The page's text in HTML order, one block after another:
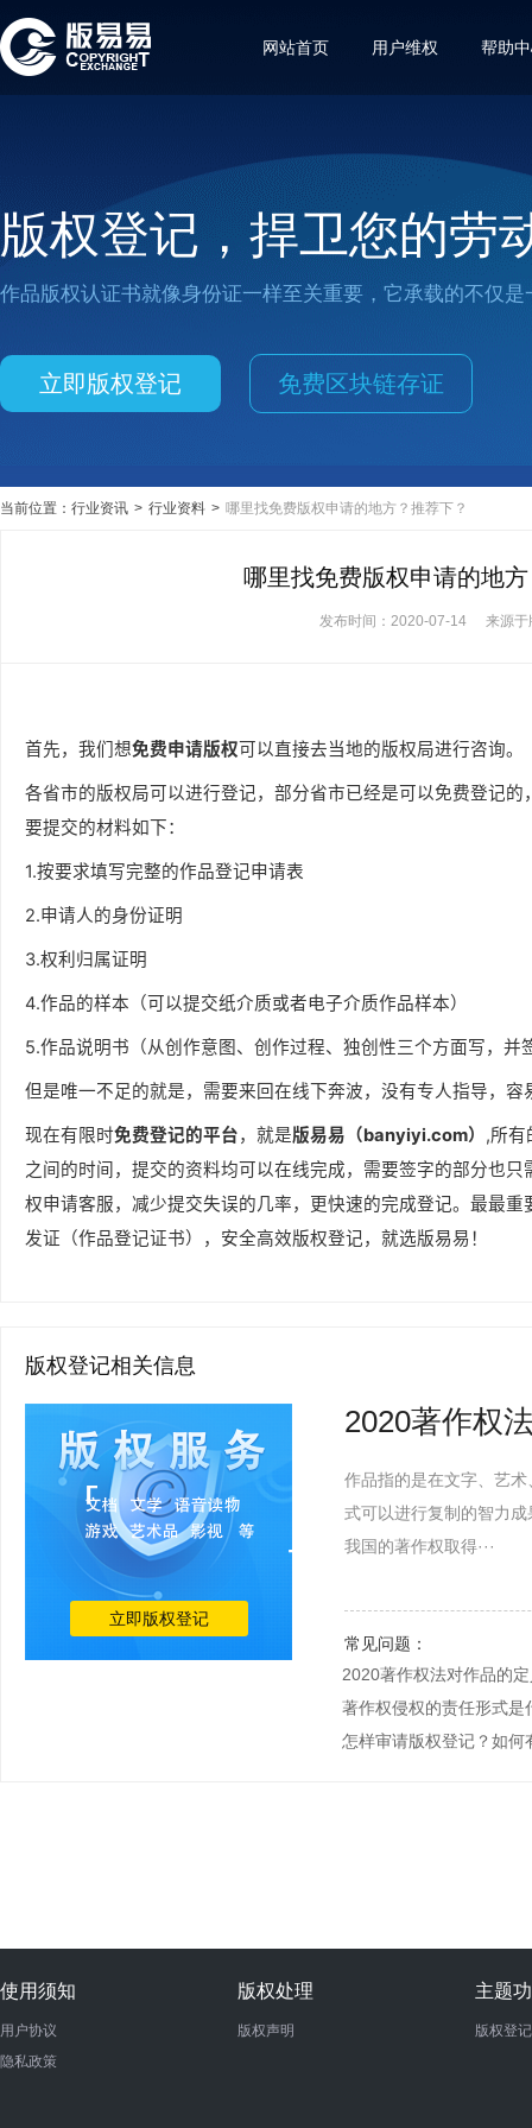
网站首页 用户维权 帮助
版权登记，捍卫您的劳
作品版权认证书就像身份证一样至关重要，它承载的不仅
立即版权登记 免费区块链存证
当前位置： 行业资讯 > 行业资料 > 哪里找免费版权申请的地方？推荐下？
哪里找免费版权申请的地
发布时间：2020-07-14 来源于
首先，我们想免费申请版权可以直接去当地的版权局进行咨询。
各省市的版权局可以进行登记，部分省市已经是可以免费登记
要提交的材料如下：
1.按要求填写完整的作品登记申请表
2.申请人的身份证明
3.权利归属证明
4.作品的样本（可以提交纸介质或者电子介质作品样本）
5.作品说明书（从创作意图、创作过程、独创性三个方面写，并
但是唯一不足的就是，需要来回在线下奔波，没有专人指导，
现在有限时免费登记的平台，就是版易易（banyiyi.com） ,所有
之间的时间，提交的资料均可以在线完成，需要签字的部分也
权申请客服，减少提交失误的几率，更快速的完成登记。最最
发证（作品登记证书），安全高效版权登记，就选版易易！
版权登记相关信息
立即版权登记
2020著作权
作品指的是在文字、艺
式可以进行复制的智力
我国的著作权取得···
常见问题：
2020著作权法对作品的
著作权侵权的责任形式是
怎样审请版权登记？如何
使用须知
用户协议
隐私政策
版权处理
版权声明
主题
版权登